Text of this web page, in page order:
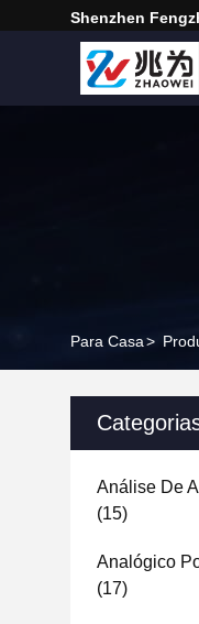
Shenzhen
Para Casa>
Análise De
(15)
Analógico
(17)